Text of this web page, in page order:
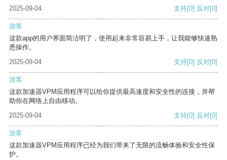
2025-09-04 支持[0] 反对[0]
游客
这款app的用户界面简洁明了，使用起来非常容易上手，让我能够快速熟
悉操作。
2025-09-04
支持[0] 反对[0]
游客
这款加速器VPM应用程序可以给你提供最高速度和安全性的连接，并帮
助你在网络上自由移动。
2025-09-04
支持[0] 反对[0]
游客
这款加速器VPM应用程序已经为我们带来了无限的流畅体验和安全性保
护。